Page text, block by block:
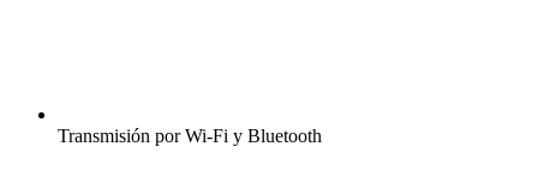
Transmisión por Wi-Fi y Bluetooth